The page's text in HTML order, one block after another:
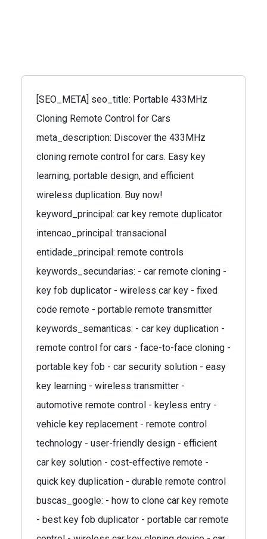
[SEO_META] seo_title: Portable 433MHz
Cloning Remote Control for Cars
meta_description: Discover the 433MHz
cloning remote control for cars. Easy key
learning, portable design, and efficient
wireless duplication. Buy now!
keyword_principal: car key remote duplicator
intencao_principal: transacional
entidade_principal: remote controls
keywords_secundarias: - car remote cloning -
key fob duplicator - wireless car key - fixed
code remote - portable remote transmitter
keywords_semanticas: - car key duplication -
remote control for cars - face-to-face cloning -
portable key fob - car security solution - easy
key learning - wireless transmitter -
automotive remote control - keyless entry -
vehicle key replacement - remote control
technology - user-friendly design - efficient
car key solution - cost-effective remote -
quick key duplication - durable remote control
buscas_google: - how to clone car key remote
- best key fob duplicator - portable car remote